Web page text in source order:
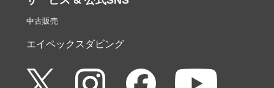
中古販売
エイペックスダビング